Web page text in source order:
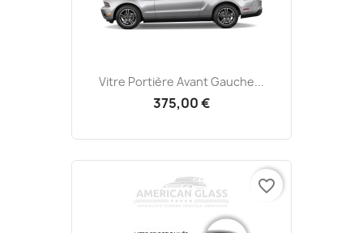
Vitre Portière Avant Gauche...
375,00 €
favorite_border